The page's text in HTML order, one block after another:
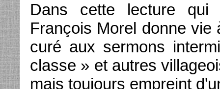
Dans cette lecture
François Morel donne vie
curé aux sermons
classe » et autres
mais toujours empreint